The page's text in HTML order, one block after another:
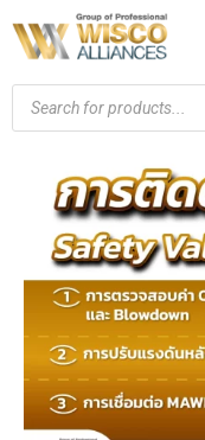
HOME
PRODUCT
CATALOG
KNOWLEDGE
CAREERS